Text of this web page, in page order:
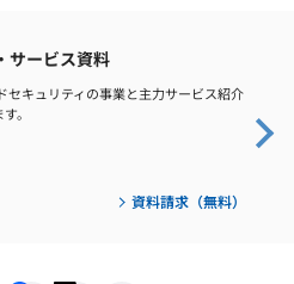
サービス資料
セキュリティの事業と主力サービス紹介
。
資料請求（無料）